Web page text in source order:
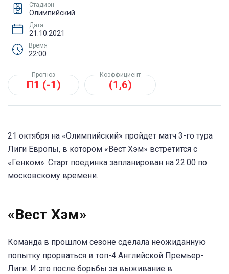
Стадион
Олимпийский
Дата
21.10.2021
Время
22:00
Прогноз
П1 (-1)
Коэффициент
(1,6)
21 октября на «Олимпийский» пройдет матч 3-го тура
Лиги Европы, в котором «Вест Хэм» встретится с
«Генком». Старт поединка запланирован на 22:00 по
московскому времени.
«Вест Хэм»
Команда в прошлом сезоне сделала неожиданную
попытку прорваться в топ-4 Английской Премьер-
Лиги. И это после борьбы за выживание в